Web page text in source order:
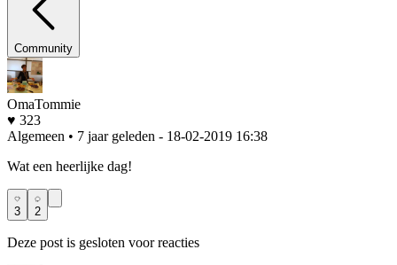
Community
OmaTommie
♥ 323
Algemeen • 7 jaar geleden - 18-02-2019 16:38
Wat een heerlijke dag!
3 2
Deze post is gesloten voor reacties